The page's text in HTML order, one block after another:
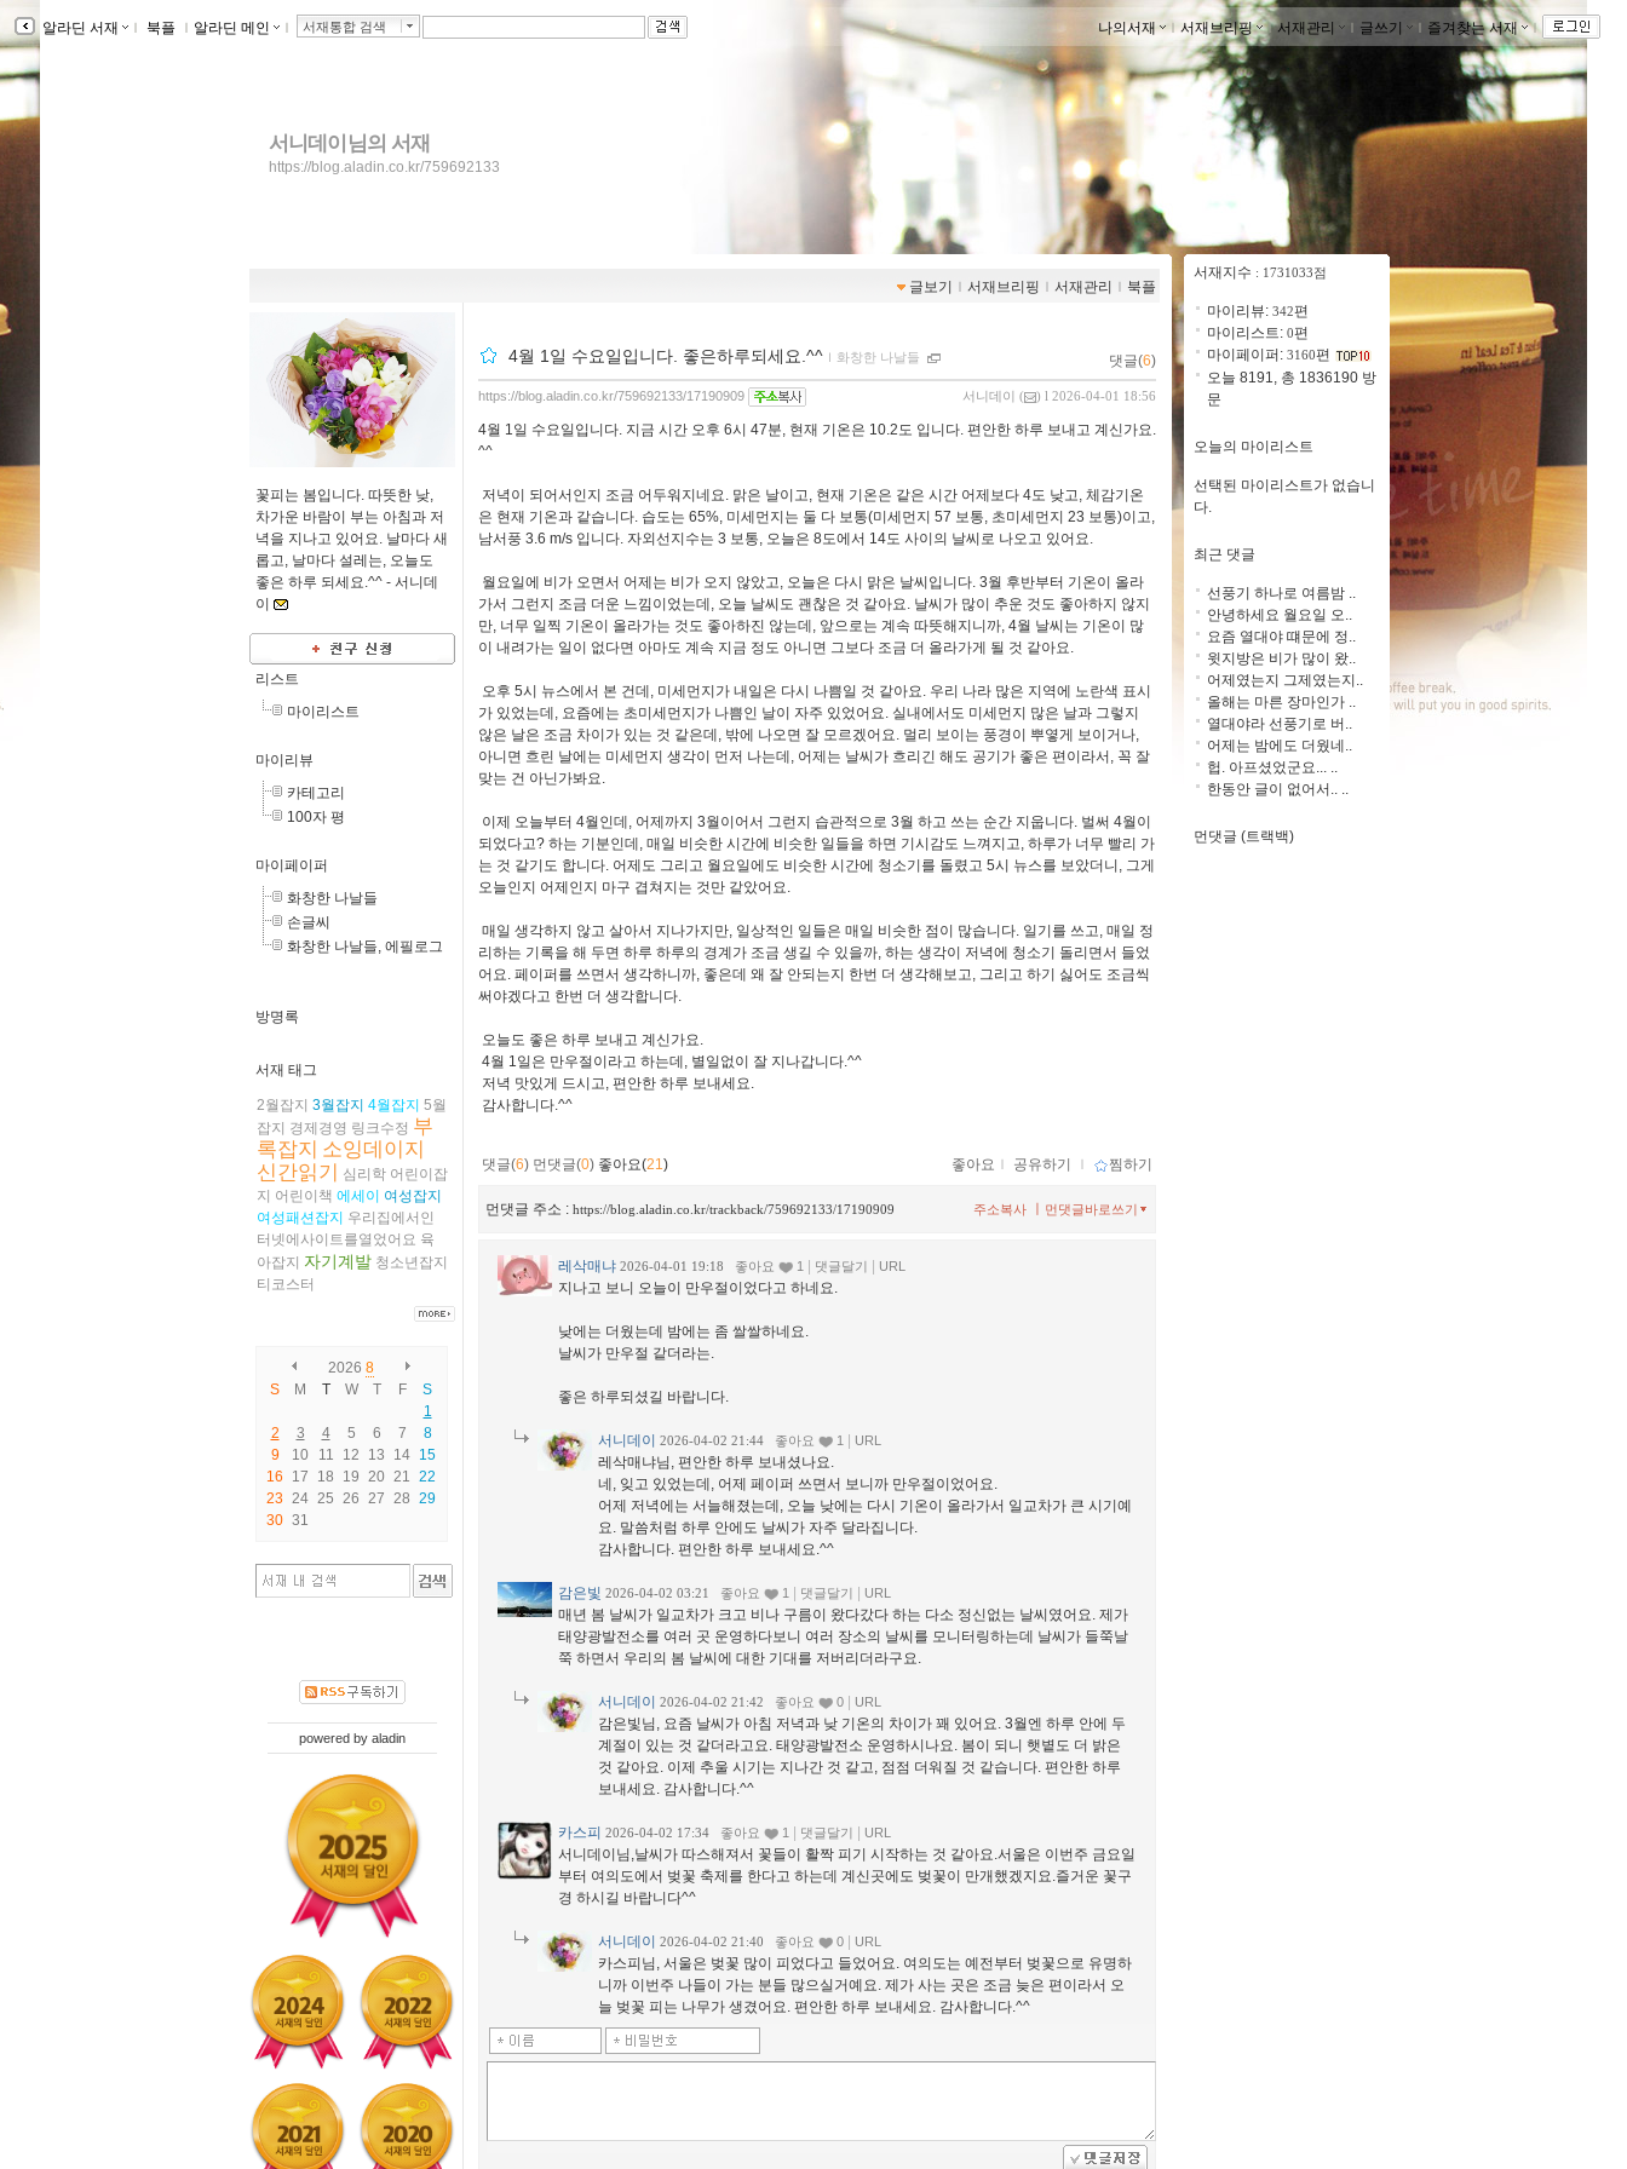
알라딘 서재 ｌ 북플 ｌ 알라딘 메인 ｌ 서재통합 검색 나의서재 ｌ서재브리핑 ｌ서재관리 ｌ 글쓰기 ｌ 즐겨찾는 서재 ｌ
서니데이님의 서재
https://blog.aladin.co.kr/759692133
글보기 ｌ 서재브리핑 ｌ 서재관리 ｌ 북플
꽃피는 봄입니다. 따뜻한 낮,
차가운 바람이 부는 아침과 저
녁을 지나고 있어요. 날마다 새
롭고, 날마다 설레는, 오늘도
좋은 하루 되세요.^^ - 서니데
이
리스트
마이리스트
마이리뷰
카테고리
100자 평
마이페이퍼
화창한 나날들
손글씨
화창한 나날들, 에필로그
방명록
서재 태그
2월잡지 3월잡지 4월잡지 5월
잡지 경제경영 링크수정 부
록잡지 소잉데이지
신간읽기 심리학 어린이잡
지 어린이책 에세이 여성잡지
여성패션잡지 우리집에서인
터넷에사이트를열었어요 육
아잡지 자기계발 청소년잡지
티코스터
2026 8
S
M T W T F
S
1
2
3 4 5 6 7
8
9
10 11 12 13 14 15
16
17 18 19 20 21
22
23 24 25 26 27 28 29
30 31
powered by aladin
4월 1일 수요일입니다. 좋은하루되세요.^^ ｌ 화창한 나날들 댓글(6)
서니데이 ( ) l 2026-04-01 18:56
https://blog.aladin.co.kr/759692133/17190909
4월 1일 수요일입니다. 지금 시간 오후 6시 47분, 현재 기온은 10.2도 입니다. 편안한 하루 보내고 계신가요.
^^
저녁이 되어서인지 조금 어두워지네요. 맑은 날이고, 현재 기온은 같은 시간 어제보다 4도 낮고, 체감기온
은 현재 기온과 같습니다. 습도는 65%, 미세먼지는 둘 다 보통(미세먼지 57 보통, 초미세먼지 23 보통)이고,
남서풍 3.6 m/s 입니다. 자외선지수는 3 보통, 오늘은 8도에서 14도 사이의 날씨로 나오고 있어요.
월요일에 비가 오면서 어제는 비가 오지 않았고, 오늘은 다시 맑은 날씨입니다. 3월 후반부터 기온이 올라
가서 그런지 조금 더운 느낌이었는데, 오늘 날씨도 괜찮은 것 같아요. 날씨가 많이 추운 것도 좋아하지 않지
만, 너무 일찍 기온이 올라가는 것도 좋아하진 않는데, 앞으로는 계속 따뜻해지니까, 4월 날씨는 기온이 많
이 내려가는 일이 없다면 아마도 계속 지금 정도 아니면 그보다 조금 더 올라가게 될 것 같아요.
오후 5시 뉴스에서 본 건데, 미세먼지가 내일은 다시 나쁨일 것 같아요. 우리 나라 많은 지역에 노란색 표시
가 있었는데, 요즘에는 초미세먼지가 나쁨인 날이 자주 있었어요. 실내에서도 미세먼지 많은 날과 그렇지
않은 날은 조금 차이가 있는 것 같은데, 밖에 나오면 잘 모르겠어요. 멀리 보이는 풍경이 뿌옇게 보이거나,
아니면 흐린 날에는 미세먼지 생각이 먼저 나는데, 어제는 날씨가 흐리긴 해도 공기가 좋은 편이라서, 꼭 잘
맞는 건 아닌가봐요.
이제 오늘부터 4월인데, 어제까지 3월이어서 그런지 습관적으로 3월 하고 쓰는 순간 지웁니다. 벌써 4월이
되었다고? 하는 기분인데, 매일 비슷한 시간에 비슷한 일들을 하면 기시감도 느껴지고, 하루가 너무 빨리 가
는 것 같기도 합니다. 어제도 그리고 월요일에도 비슷한 시간에 청소기를 돌렸고 5시 뉴스를 보았더니, 그게
오늘인지 어제인지 마구 겹쳐지는 것만 같았어요.
매일 생각하지 않고 살아서 지나가지만, 일상적인 일들은 매일 비슷한 점이 많습니다. 일기를 쓰고, 매일 정
리하는 기록을 해 두면 하루 하루의 경계가 조금 생길 수 있을까, 하는 생각이 저녁에 청소기 돌리면서 들었
어요. 페이퍼를 쓰면서 생각하니까, 좋은데 왜 잘 안되는지 한번 더 생각해보고, 그리고 하기 싫어도 조금씩
써야겠다고 한번 더 생각합니다.
오늘도 좋은 하루 보내고 계신가요.
4월 1일은 만우절이라고 하는데, 별일없이 잘 지나갑니다.^^
저녁 맛있게 드시고, 편안한 하루 보내세요.
감사합니다.^^
댓글(6) 먼댓글(0) 좋아요(21) 좋아요 ｌ 공유하기 ｌ 찜하기
먼댓글 주소 : https://blog.aladin.co.kr/trackback/759692133/17190909 먼댓글바로쓰기
주소복사
레삭매냐 2026-04-01 19:18 좋아요 1 댓글달기 URL
지나고 보니 오늘이 만우절이었다고 하네요.
낮에는 더웠는데 밤에는 좀 쌀쌀하네요.
날씨가 만우절 같더라는.
좋은 하루되셨길 바랍니다.
서니데이 2026-04-02 21:44 좋아요 1 URL
레삭매냐님, 편안한 하루 보내셨나요.
네, 잊고 있었는데, 어제 페이퍼 쓰면서 보니까 만우절이었어요.
어제 저녁에는 서늘해졌는데, 오늘 낮에는 다시 기온이 올라가서 일교차가 큰 시기예
요. 말씀처럼 하루 안에도 날씨가 자주 달라집니다.
감사합니다. 편안한 하루 보내세요.^^
감은빛 2026-04-02 03:21 좋아요 1 댓글달기 URL
매년 봄 날씨가 일교차가 크고 비나 구름이 왔다갔다 하는 다소 정신없는 날씨였어요. 제가
태양광발전소를 여러 곳 운영하다보니 여러 장소의 날씨를 모니터링하는데 날씨가 들쭉날
쭉 하면서 우리의 봄 날씨에 대한 기대를 저버리더라구요.
서니데이 2026-04-02 21:42 좋아요 0 URL
감은빛님, 요즘 날씨가 아침 저녁과 낮 기온의 차이가 꽤 있어요. 3월엔 하루 안에 두
계절이 있는 것 같더라고요. 태양광발전소 운영하시나요. 봄이 되니 햇볕도 더 밝은
것 같아요. 이제 추울 시기는 지나간 것 같고, 점점 더워질 것 같습니다. 편안한 하루
보내세요. 감사합니다.^^
카스피 2026-04-02 17:34 좋아요 1 댓글달기 URL
서니데이님,날씨가 따스해져서 꽃들이 활짝 피기 시작하는 것 같아요.서울은 이번주 금요일
부터 여의도에서 벚꽃 축제를 한다고 하는데 계신곳에도 벚꽃이 만개했겠지요.즐거운 꽃구
경 하시길 바랍니다^^
서니데이 2026-04-02 21:40 좋아요 0 URL
카스피님, 서울은 벚꽃 많이 피었다고 들었어요. 여의도는 예전부터 벚꽃으로 유명하
니까 이번주 나들이 가는 분들 많으실거예요. 제가 사는 곳은 조금 늦은 편이라서 오
늘 벚꽃 피는 나무가 생겼어요. 편안한 하루 보내세요. 감사합니다.^^
서재지수 : 1731033점
마이리뷰: 342편
마이리스트: 0편
마이페이퍼: 3160편
오늘 8191, 총 1836190 방
문
오늘의 마이리스트
선택된 마이리스트가 없습니
다.
최근 댓글
선풍기 하나로 여름밤 ..
안녕하세요 월요일 오..
요즘 열대야 떄문에 정..
윗지방은 비가 많이 왔..
어제였는지 그제였는지..
올해는 마른 장마인가 ..
열대야라 선풍기로 버..
어제는 밤에도 더웠네..
헙. 아프셨었군요... ..
한동안 글이 없어서.. ..
먼댓글 (트랙백)